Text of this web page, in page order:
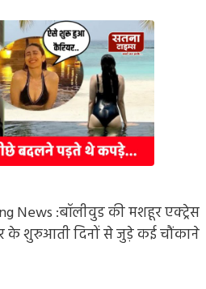
News :बॉलीवुड की मशहूर एक्ट्रेस
के शुरुआती दिनों से जुड़े कई चौंकाने